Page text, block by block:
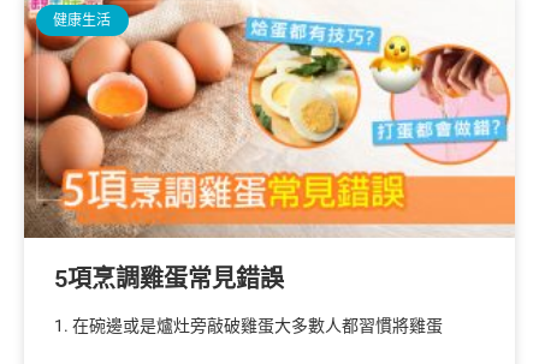
健康生活
5項烹調雞蛋常見錯誤
1. 在碗邊或是爐灶旁敲破雞蛋大多數人都習慣將雞蛋